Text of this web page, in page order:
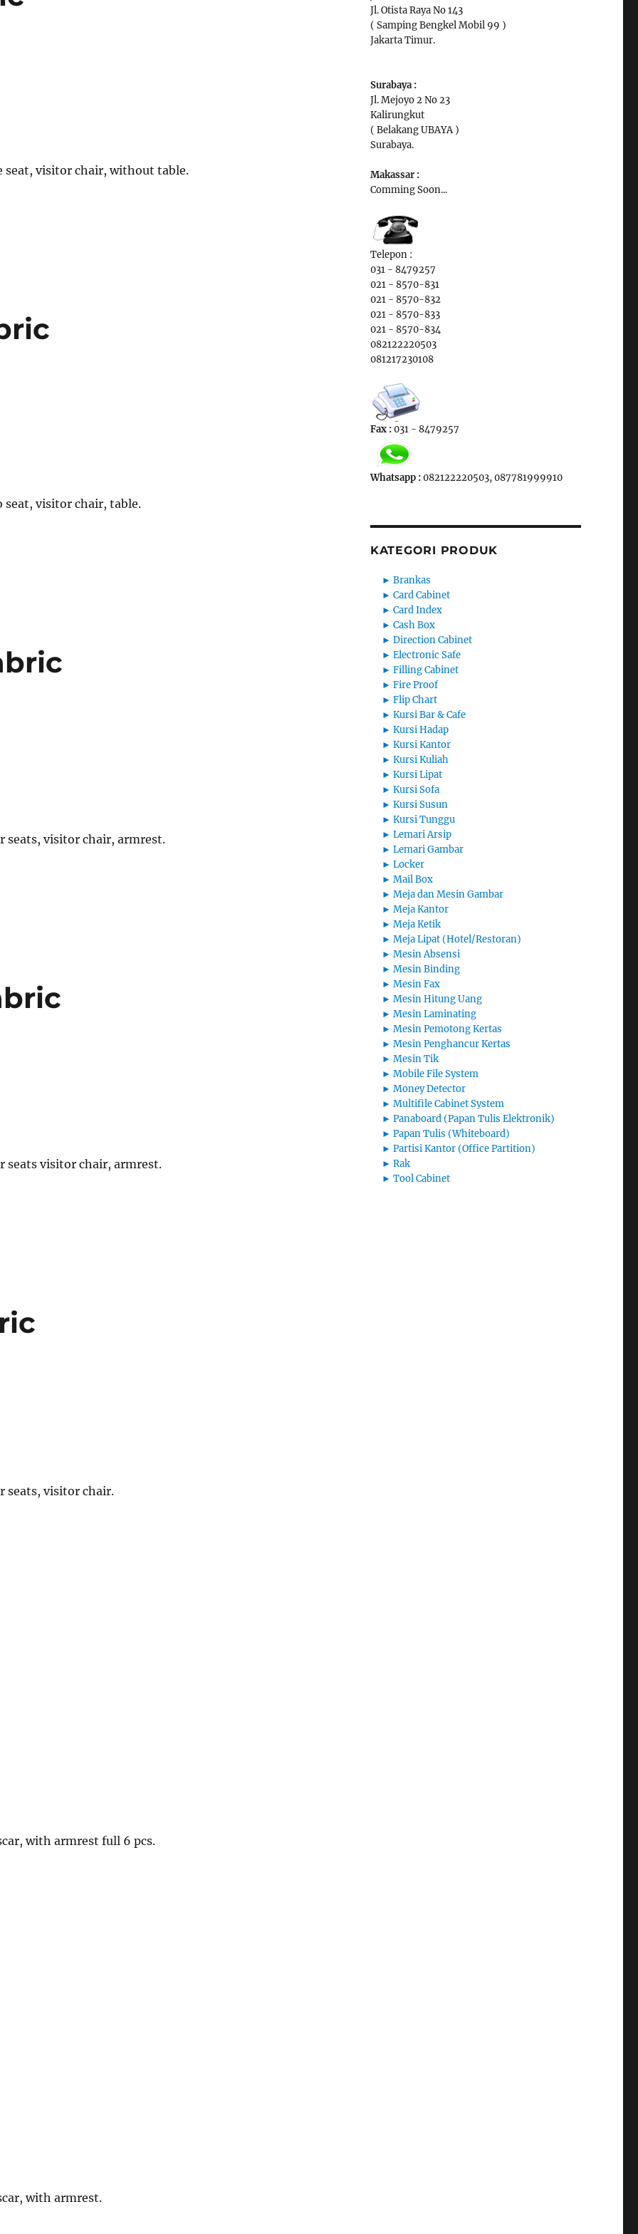
seat, visitor chair, without table.
seat, visitor chair, table.
seats, visitor chair, armrest.
seats visitor chair, armrest.
seats, visitor chair.
with armrest full 6 pcs.
with armrest.
Jl. Otista Raya No 143
( Samping Bengkel Mobil 99 )
Jakarta Timur.
Surabaya :
Jl. Mejoyo 2 No 23
Kalirungkut
( Belakang UBAYA )
Surabaya.
Makassar :
Comming Soon...
Telepon :
031 - 8479257
021 - 8570-831
021 - 8570-832
021 - 8570-833
021 - 8570-834
082122220503
081217230108
Fax :031 - 8479257
Whatsapp :082122220503, 087781999910
KATEGORI PRODUK
► Brankas
► Card Cabinet
► Card Index
► Cash Box
► Direction Cabinet
► Electronic Safe
► Filling Cabinet
► Fire Proof
► Flip Chart
► Kursi Bar & Cafe
► Kursi Hadap
► Kursi Kantor
► Kursi Kuliah
► Kursi Lipat
► Kursi Sofa
► Kursi Susun
► Kursi Tunggu
► Lemari Arsip
► Lemari Gambar
► Locker
► Mail Box
► Meja dan Mesin Gambar
► Meja Kantor
► Meja Ketik
► Meja Lipat (Hotel/Restoran)
► Mesin Absensi
► Mesin Binding
► Mesin Fax
► Mesin Hitung Uang
► Mesin Laminating
► Mesin Pemotong Kertas
► Mesin Penghancur Kertas
► Mesin Tik
► Mobile File System
► Money Detector
► Multifile Cabinet System
► Panaboard (Papan Tulis Elektronik)
► Papan Tulis (Whiteboard)
► Partisi Kantor (Office Partition)
► Rak
► Tool Cabinet